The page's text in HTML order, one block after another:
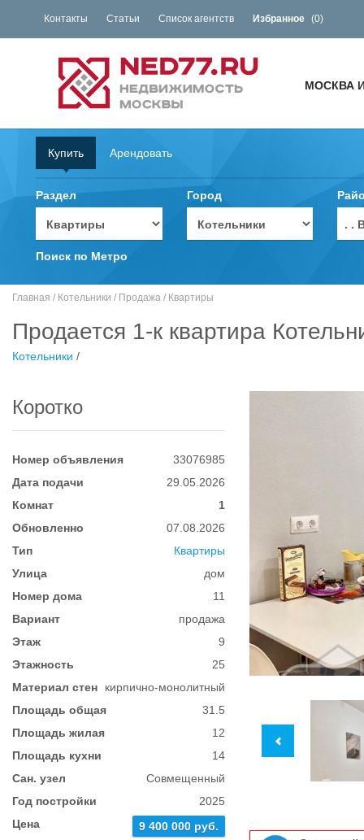
Контакты Статьи Список агентств Избранное (0)
МОСКВА
Купить Арендовать
Раздел Город
. .
Поиск по Метро
Главная / Котельники / Продажа / Квартиры
Продается 1-к квартира
Котельники /
Коротко
Номер объявления
33076985
Дата подачи
29.05.2026
Комнат
1
Обновленно
07.08.2026
Тип
Квартиры
Улица
дом
Номер дома
11
Вариант
продажа
Этаж
9
Этажность
25
Материал стен
кирпично-монолитный
Площадь общая
31.5
Площадь жилая
12
Площадь кухни
14
Сан. узел
Совмещенный
Год постройки
2025
Цена
9 400 000 руб.